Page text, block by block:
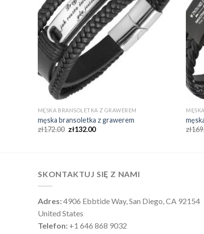
MĘSKA BRANSOLETKA Z GRAWEREM
męska bransoletka z grawerem
zł172.00 zł132.00
zł
SKONTAKTUJ SIĘ Z NAMI
Adres:4906 Ebbtide Way, San Diego, CA 92154
United States
Telefon: +1 646 868 9032